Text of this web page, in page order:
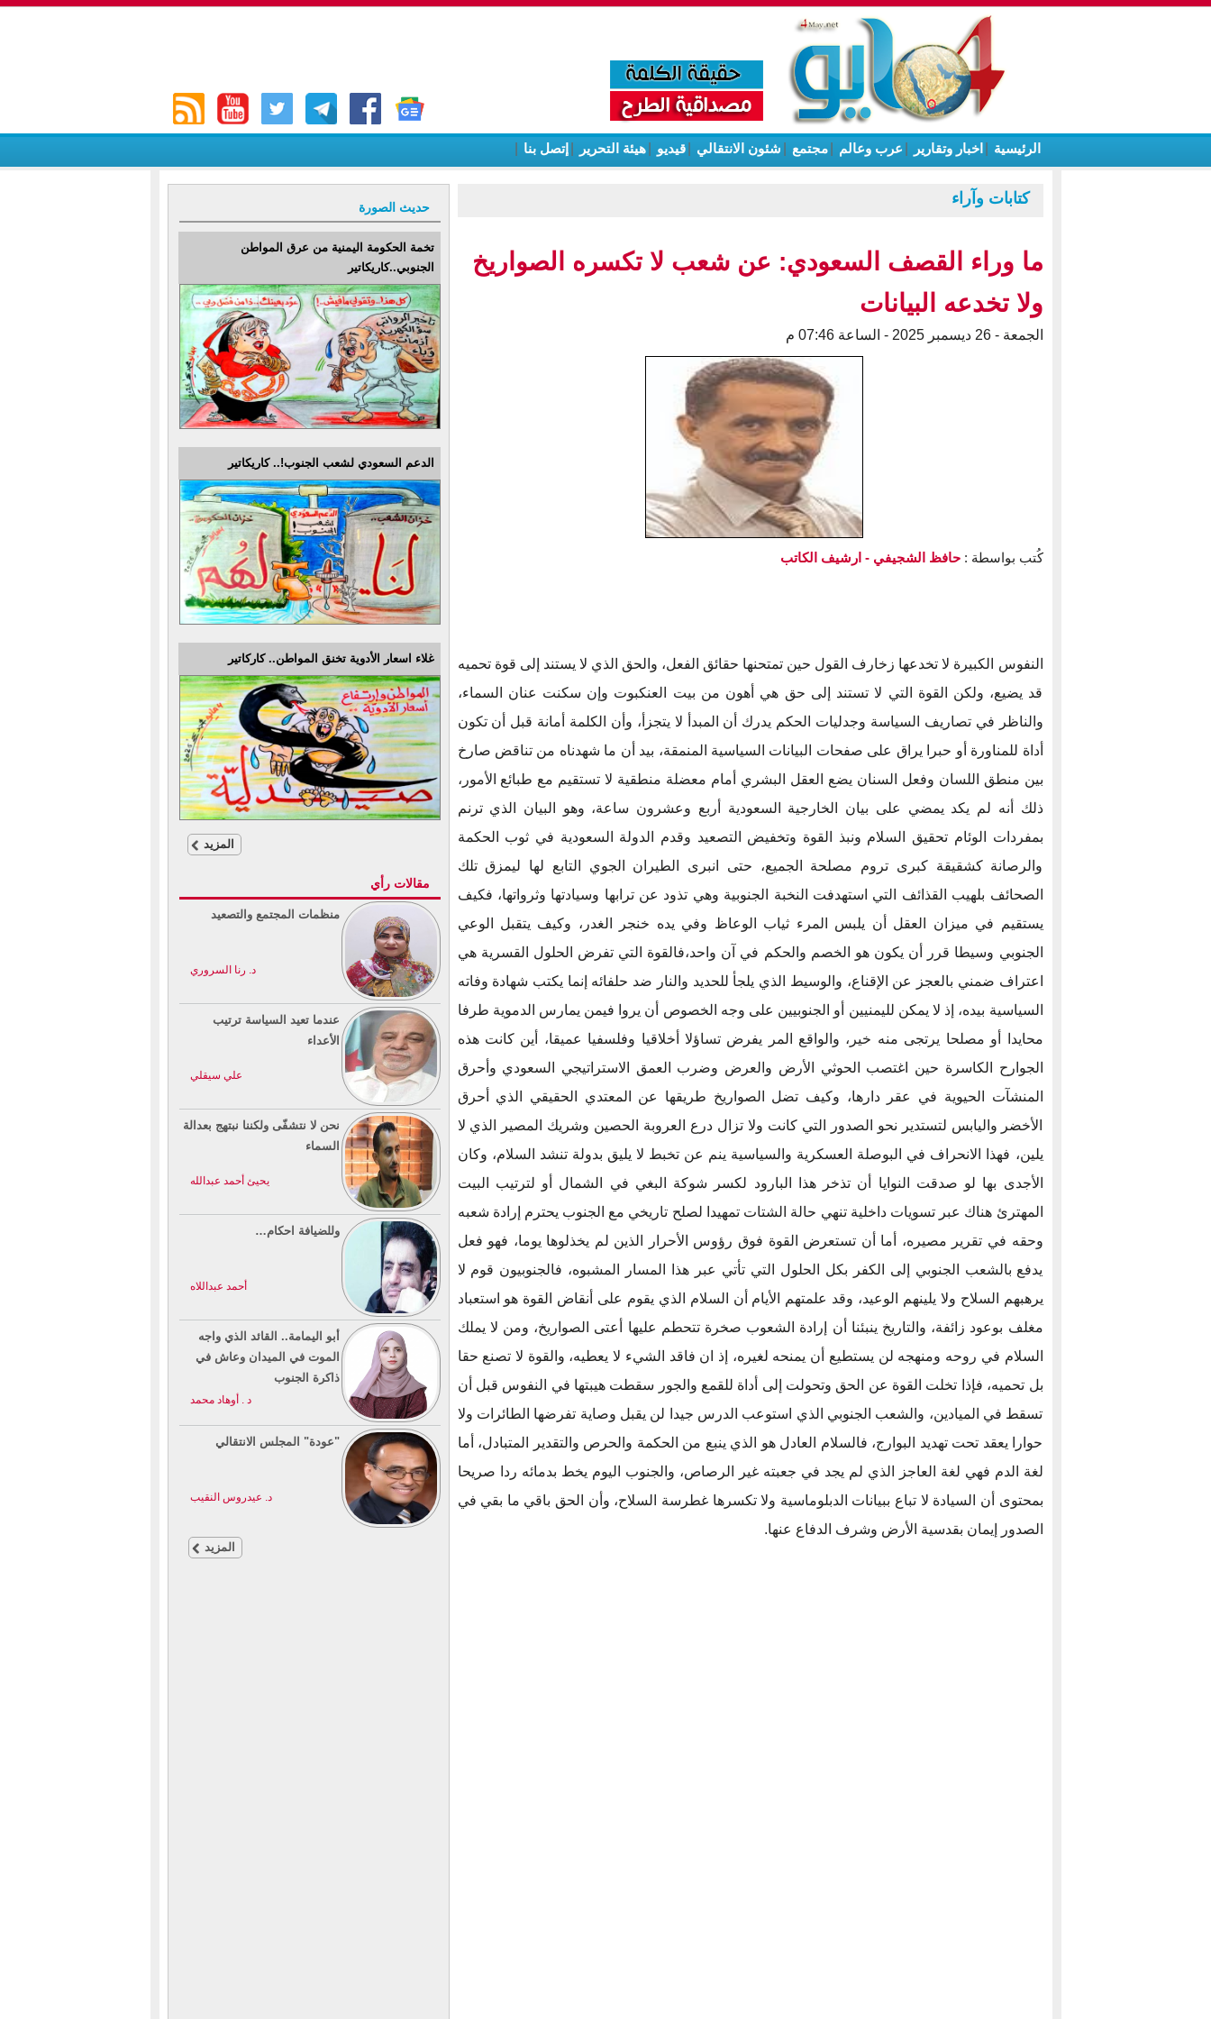
الرئيسية اخبار وتقارير عرب وعالم مجتمع شئون الانتقالي قيديو هيئة التحرير إتصل بنا
حديث الصورة
تخمة الحكومة اليمنية من عرق المواطن
الجنوبي..كاريكاتير
الدعم السعودي لشعب الجنوب!.. كاريكاتير
غلاء اسعار الأدوية تخنق المواطن.. كاركاتير
المزيد
مقالات رأي
منظمات المجتمع والتصعيد
د. رنا السروري
عندما تعيد السياسة ترتيب
الأعداء
علي سيقلي
نحن لا نتشفّى ولكننا نبتهج بعدالة
السماء
يحيئ أحمد عبدالله
وللضيافة احكام…
أحمد عبداللاه
أبو اليمامة.. القائد الذي واجه
الموت في الميدان وعاش في
ذاكرة الجنوب
د . أوهاد محمد
"عودة" المجلس الانتقالي
د. عيدروس النقيب
المزيد
كتابات وآراء
ما وراء القصف السعودي: عن شعب لا تكسره الصواريخ
ولا تخدعه البيانات
الجمعة - 26 ديسمبر 2025 - الساعة 07:46 م
كُتب بواسطة :حافظ الشجيفي - ارشيف الكاتب
النفوس الكبيرة لا تخدعها زخارف القول حين تمتحنها حقائق الفعل، والحق الذي لا يستند إلى قوة تحميه
قد يضيع، ولكن القوة التي لا تستند إلى حق هي أهون من بيت العنكبوت وإن سكنت عنان السماء،
والناظر في تصاريف السياسة وجدليات الحكم يدرك أن المبدأ لا يتجزأ، وأن الكلمة أمانة قبل أن تكون
أداة للمناورة أو حبرا يراق على صفحات البيانات السياسية المنمقة، بيد أن ما شهدناه من تناقض صارخ
بين منطق اللسان وفعل السنان يضع العقل البشري أمام معضلة منطقية لا تستقيم مع طبائع الأمور،
ذلك أنه لم يكد يمضي على بيان الخارجية السعودية أربع وعشرون ساعة، وهو البيان الذي ترنم
بمفردات الوئام تحقيق السلام ونبذ القوة وتخفيض التصعيد وقدم الدولة السعودية في ثوب الحكمة
والرصانة كشقيقة كبرى تروم مصلحة الجميع، حتى انبرى الطيران الجوي التابع لها ليمزق تلك
الصحائف بلهيب القذائف التي استهدفت النخبة الجنوبية وهي تذود عن ترابها وسيادتها وثرواتها، فكيف
يستقيم في ميزان العقل أن يلبس المرء ثياب الوعاظ وفي يده خنجر الغدر، وكيف يتقبل الوعي
الجنوبي وسيطا قرر أن يكون هو الخصم والحكم في آن واحد،فالقوة التي تفرض الحلول القسرية هي
اعتراف ضمني بالعجز عن الإقناع، والوسيط الذي يلجأ للحديد والنار ضد حلفائه إنما يكتب شهادة وفاته
السياسية بيده، إذ لا يمكن لليمنيين أو الجنوبيين على وجه الخصوص أن يروا فيمن يمارس الدموية طرفا
محايدا أو مصلحا يرتجى منه خير، والواقع المر يفرض تساؤلا أخلاقيا وفلسفيا عميقا، أين كانت هذه
الجوارح الكاسرة حين اغتصب الحوثي الأرض والعرض وضرب العمق الاستراتيجي السعودي وأحرق
المنشآت الحيوية في عقر دارها، وكيف تضل الصواريخ طريقها عن المعتدي الحقيقي الذي أحرق
الأخضر واليابس لتستدير نحو الصدور التي كانت ولا تزال درع العروبة الحصين وشريك المصير الذي لا
يلين، فهذا الانحراف في البوصلة العسكرية والسياسية ينم عن تخبط لا يليق بدولة تنشد السلام، وكان
الأجدى بها لو صدقت النوايا أن تذخر هذا البارود لكسر شوكة البغي في الشمال أو لترتيب البيت
المهترئ هناك عبر تسويات داخلية تنهي حالة الشتات تمهيدا لصلح تاريخي مع الجنوب يحترم إرادة شعبه
وحقه في تقرير مصيره، أما أن تستعرض القوة فوق رؤوس الأحرار الذين لم يخذلوها يوما، فهو فعل
يدفع بالشعب الجنوبي إلى الكفر بكل الحلول التي تأتي عبر هذا المسار المشبوه، فالجنوبيون قوم لا
يرهبهم السلاح ولا يلينهم الوعيد، وقد علمتهم الأيام أن السلام الذي يقوم على أنقاض القوة هو استعباد
مغلف بوعود زائفة، والتاريخ ينبئنا أن إرادة الشعوب صخرة تتحطم عليها أعتى الصواريخ، ومن لا يملك
السلام في روحه ومنهجه لن يستطيع أن يمنحه لغيره، إذ ان فاقد الشيء لا يعطيه، والقوة لا تصنع حقا
بل تحميه، فإذا تخلت القوة عن الحق وتحولت إلى أداة للقمع والجور سقطت هيبتها في النفوس قبل أن
تسقط في الميادين، والشعب الجنوبي الذي استوعب الدرس جيدا لن يقبل وصاية تفرضها الطائرات ولا
حوارا يعقد تحت تهديد البوارج، فالسلام العادل هو الذي ينبع من الحكمة والحرص والتقدير المتبادل، أما
لغة الدم فهي لغة العاجز الذي لم يجد في جعبته غير الرصاص، والجنوب اليوم يخط بدمائه ردا صريحا
بمحتوى أن السيادة لا تباع ببيانات الدبلوماسية ولا تكسرها غطرسة السلاح، وأن الحق باقي ما بقي في
الصدور إيمان بقدسية الأرض وشرف الدفاع عنها.